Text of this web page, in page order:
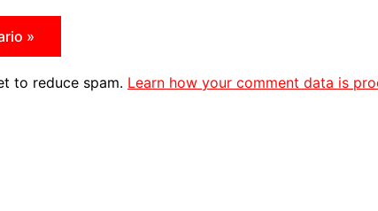
to reduce spam. Learn how your comment data is